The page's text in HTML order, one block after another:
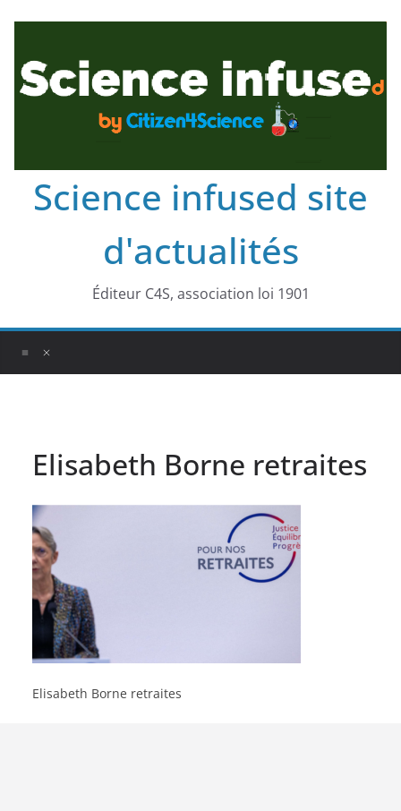
Science infused site
d'actualités
Éditeur C4S, association loi 1901
Elisabeth Borne retraites
Elisabeth Borne retraites